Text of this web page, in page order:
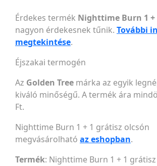
Érdekes termék Nighttime Burn 1 +
nagyon érdekesnek tűnik. További
megtekintése.
Éjszakai termogén
Az Golden Tree márka az egyik
kiváló minőségű. A termék ára
Ft.
Nighttime Burn 1 + 1 grátisz olcsón
megvásárolható az eshopban.
Termék: Nighttime Burn 1 + 1 grátisz